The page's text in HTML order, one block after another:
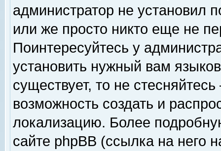
администратор не установил
или же просто никто еще не
Поинтересуйтесь у
установить нужный вам
существует, то не
возможность создать и
локализацию. Более
сайте phpBB (ссылка на него